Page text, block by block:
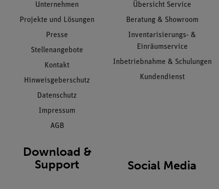
Unternehmen
Projekte und Lösungen
Presse
Stellenangebote
Kontakt
Hinweisgeberschutz
Datenschutz
Impressum
AGB
Übersicht Service
Beratung & Showroom
Inventarisierungs- &
Einräumservice
Inbetriebnahme & Schulungen
Kundendienst
Download &
Support
Social Media